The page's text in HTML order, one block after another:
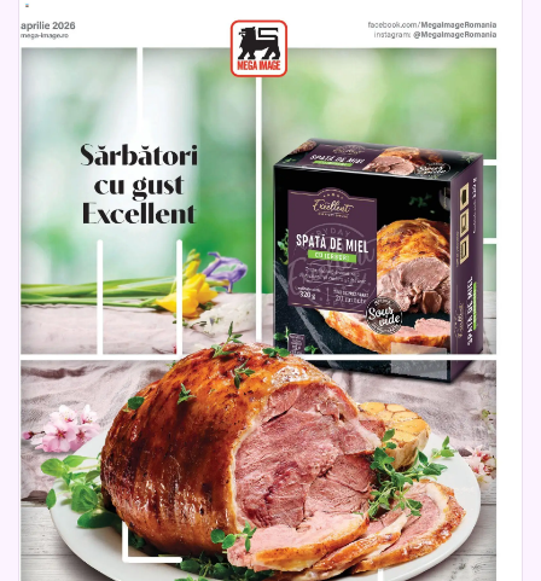
transformă fiecare moment într-o experiență plăcută. Cu
oferte atractive și produse disponibile în limita stocului,
catalogul Mega Image devine ghidul ideal pentru cei care
vor să sărbătorească Paștele cu stil, gust și economie.